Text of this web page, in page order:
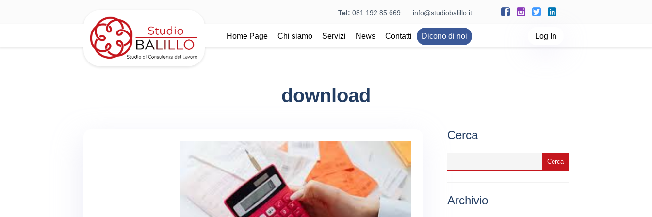
Tel: 081 192 85 669 info@studiobalillo.it
Home Page Chi siamo Servizi News Contatti Dicono di noi Log In
download
Cerca
Archivio